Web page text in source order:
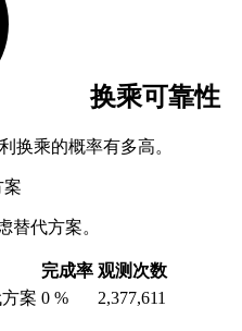
换乘可靠性
换乘的概率有多高。
案
替代方案。
完成率 观测次数
案 0 % 2,377,611